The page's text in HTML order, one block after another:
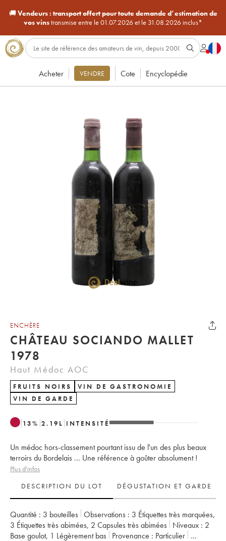
🚚Vendeurs : transport offert pour toute demande d’estimation de
vos vinstransmise entre le 01.07.2026 et le 31.08.2026 inclus*
Acheter VENDRE Cote Encyclopédie
ENCHÈRE
CHÂTEAU SOCIANDO MALLET
1978
Haut Médoc AOC
FRUITS NOIRS
VIN DE GASTRONOMIE
VIN DE GARDE
13% 2.19 L INTENSITÉ
Un médoc hors-classement pourtant issu de l'un des plus beaux
terroirs du Bordelais ... Une référence à goûter absolument !
Plus d'infos
DESCRIPTION DU LOT
DÉGUSTATION ET GARDE
Quantité : 3 bouteilles Observations : 3 Étiquettes très marquées,
3 Étiquettes très abimées, 2 Capsules très abimées Niveaux : 2
Base goulot, 1 Légèrement bas Provenance : particulier